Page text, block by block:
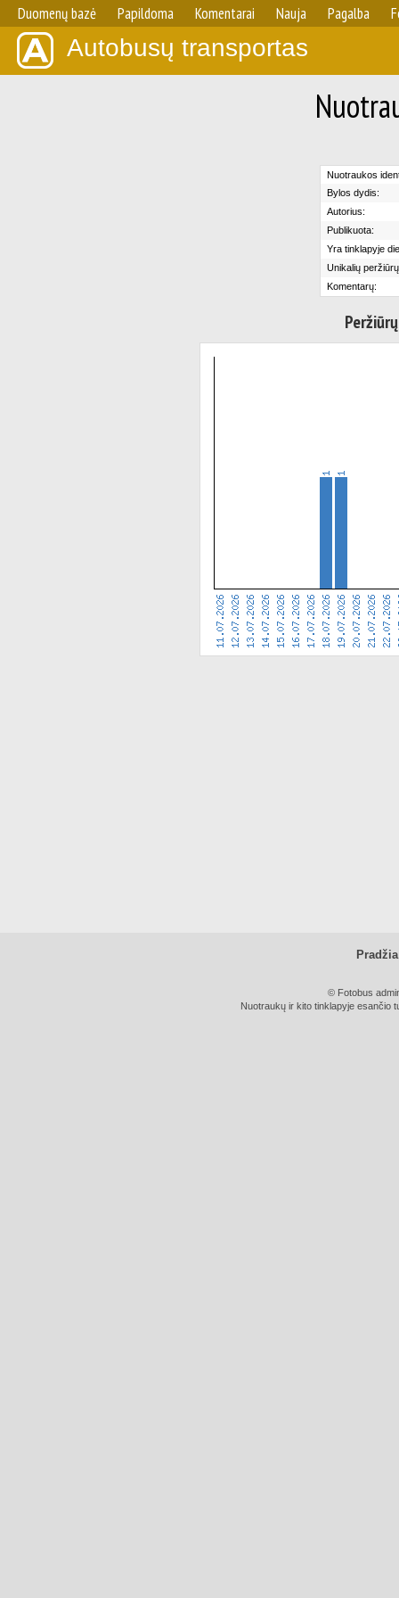
Duomenų bazė Papildoma Komentarai Nauja Pagalba
Autobusų transportas
Nuotraukos
Bylos dydis:
Autorius:
Publikuota:
Yra tinklapyje
Unikalių
Komentarų:
Pradžia
© Fotobus
Nuotraukų ir kito tinklapyje esančio